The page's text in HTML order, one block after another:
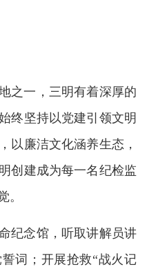
之一，三明有着深厚的
终坚持以党建引领文明
以廉洁文化涵养生态，
创建成为每一名纪检监
。
纪念馆，听取讲解员讲
词；开展抢救“战火记